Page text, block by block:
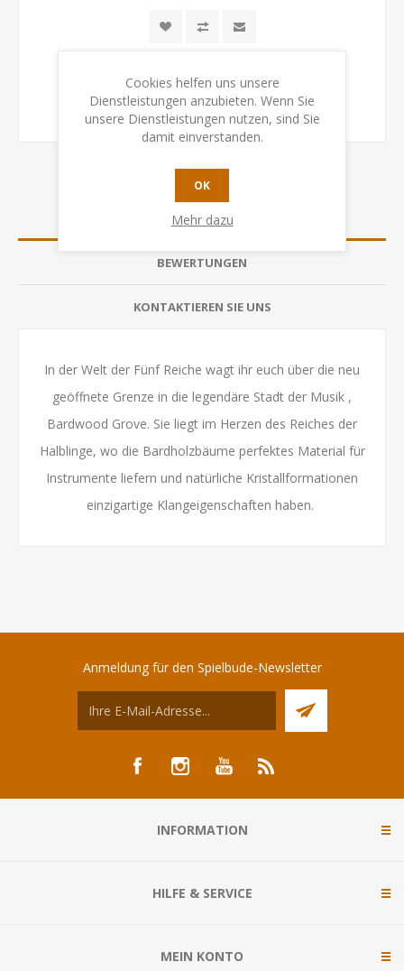
ÜBERSICHT
BEWERTUNGEN
KONTAKTIEREN SIE UNS
In der Welt der Fünf Reiche wagt ihr euch über die neu
geöffnete Grenze in die legendäre Stadt der Musik ,
Bardwood Grove. Sie liegt im Herzen des Reiches der
Halblinge, wo die Bardholzbäume perfektes Material für
Instrumente liefern und natürliche Kristallformationen
einzigartige Klangeigenschaften haben.
Anmeldung für den Spielbude-Newsletter
INFORMATION
HILFE & SERVICE
MEIN KONTO
Cookies helfen uns unsere
Dienstleistungen anzubieten. Wenn Sie
unsere Dienstleistungen nutzen, sind Sie
damit einverstanden.
OK
Mehr dazu